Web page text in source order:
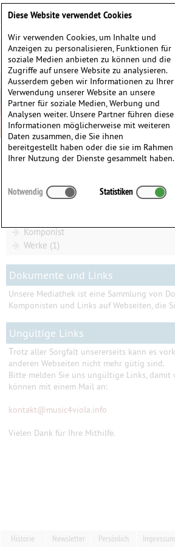
MediathekErkki Werner Aaltonen
Erkki Aaltonen auf Wikipedia
Komponist
Werke (1)
Dokumente und Links
Unsere Mediathek ist eine Sammlung von
Komponisten und Links auf Webseiten, die
Ungültige Links
Trotz aller Sorgfalt unsererseits kann es
anderen Webseiten nicht mehr gütig sind.
Bitte melden Sie uns ungültige Links,
können mit einem Mail an:
kontakt@music4viola.info
Vielen Dank für Ihre Mithilfe.
Historie Newsletter Persönlich Impressum
Diese Website verwendet Cookies
Wir verwenden Cookies, um Inhalte und
Anzeigen zu personalisieren, Funktionen für
soziale Medien anbieten zu können und die
Zugriffe auf unsere Website zu analysieren.
Ausserdem geben wir Informationen zu Ihrer
Verwendung unserer Website an unsere
Partner für soziale Medien, Werbung und
Analysen weiter. Unsere Partner führen diese
Informationen möglicherweise mit weiteren
Daten zusammen, die Sie ihnen
bereitgestellt haben oder die sie im Rahmen
Ihrer Nutzung der Dienste gesammelt haben.
Notwendig Statistiken